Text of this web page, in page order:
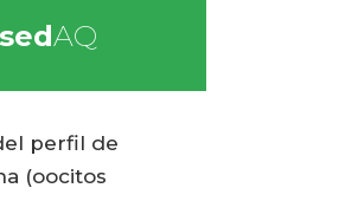
AQ
perfil de
(oocitos